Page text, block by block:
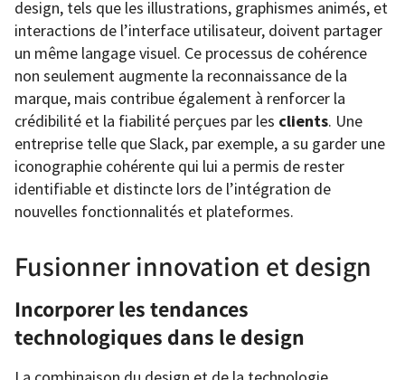
design, tels que les illustrations, graphismes animés, et
interactions de l’interface utilisateur, doivent partager
un même langage visuel. Ce processus de cohérence
non seulement augmente la reconnaissance de la
marque, mais contribue également à renforcer la
crédibilité et la fiabilité perçues par les clients. Une
entreprise telle que Slack, par exemple, a su garder une
iconographie cohérente qui lui a permis de rester
identifiable et distincte lors de l’intégration de
nouvelles fonctionnalités et plateformes.
Fusionner innovation et design
Incorporer les tendances
technologiques dans le design